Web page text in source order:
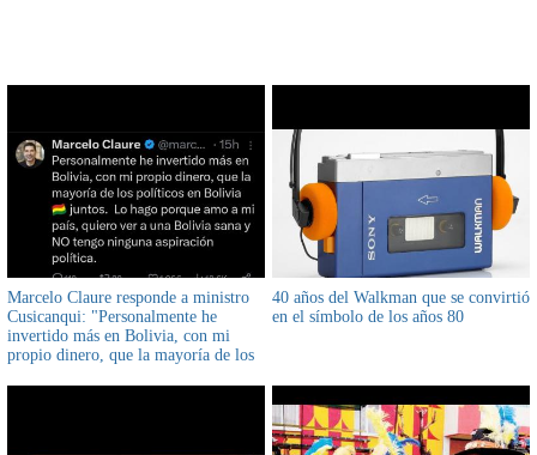
Marcelo Claure responde a ministro
Cusicanqui: "Personalmente he
invertido más en Bolivia, con mi
propio dinero, que la mayoría de los
40 años del Walkman que se convirtió
en el símbolo de los años 80